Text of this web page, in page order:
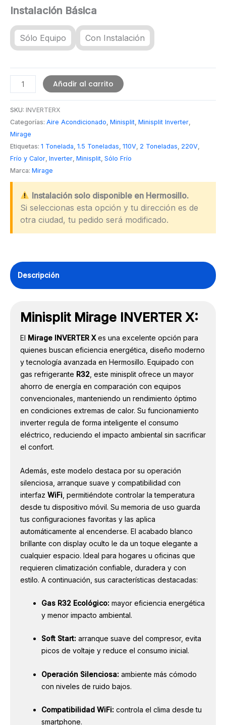
Instalación Básica
Sólo Equipo Con Instalación
Minisplit
Mirage
Añadir al carrito
SKU: INVERTERX
Categorías: Aire Acondicionado Minisplit Minisplit Inverter
Mirage
Etiquetas: 1 Tonelada 1.5 Toneladas 110V 2 Toneladas 220V
Frío y Calor Inverter Minisplit Sólo Frío
Marca: Mirage
Instalación solo disponible en Hermosillo.
Si seleccionas esta opción y tu dirección es de
otra ciudad, tu pedido será modificado.
Descripción
Minisplit Mirage INVERTER X:
El Mirage INVERTER Xes una excelente opción para
quienes buscan eficiencia energética, diseño moderno
y tecnología avanzada en Hermosillo. Equipado con
gas refrigerante R32 , este minisplit ofrece un mayor
ahorro de energía en comparación con equipos
convencionales, manteniendo un rendimiento óptimo
en condiciones extremas de calor. Su funcionamiento
inverter regula de forma inteligente el consumo
eléctrico, reduciendo el impacto ambiental sin sacrificar
el confort.
Además, este modelo destaca por su operación
silenciosa, arranque suave y compatibilidad con
interfaz WiFi , permitiéndote controlar la temperatura
desde tu dispositivo móvil. Su memoria de uso guarda
tus configuraciones favoritas y las aplica
automáticamente al encenderse. El acabado blanco
brillante con display oculto le da un toque elegante a
cualquier espacio. Ideal para hogares u oficinas que
requieren climatización confiable, duradera y con
estilo. A continuación, sus características destacadas:
Gas R32 Ecológico: mayor eficiencia energética
y menor impacto ambiental.
Soft Start: arranque suave del compresor, evita
picos de voltaje y reduce el consumo inicial.
Operación Silenciosa: ambiente más cómodo
con niveles de ruido bajos.
Compatibilidad WiFi: controla el clima desde tu
smartphone.